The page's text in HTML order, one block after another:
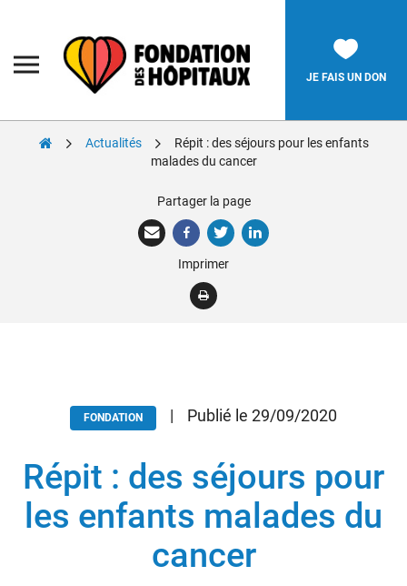
des
Hôpitaux
JE FAIS UN DON
Nous soutenir
Donateurs
Legs
Actualités
Répit : des séjours pour les enfants
malades du cancer
Partager la page
Imprimer
FONDATION | Publié le 29/09/2020
Répit : des séjours pour
les enfants malades du
cancer